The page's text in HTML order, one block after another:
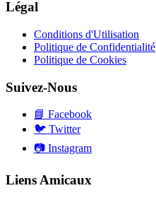
Légal
Conditions d'Utilisation
Politique de Confidentialité
Politique de Cookies
Suivez-Nous
📘 Facebook
🐦 Twitter
📷 Instagram
Liens Amicaux